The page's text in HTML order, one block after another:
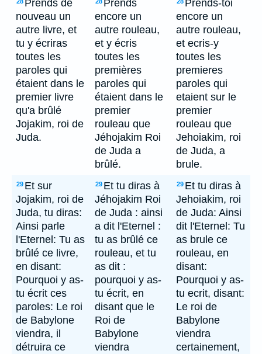
Prends de
nouveau un
autre livre, et
tu y écriras
toutes les
paroles qui
étaient dans le
premier livre
qu'a brûlé
Jojakim, roi de
Juda.
Prends
encore un
autre rouleau,
et y écris
toutes les
premières
paroles qui
étaient dans le
premier
rouleau que
Jéhojakim Roi
de Juda a
brûlé.
Prends-toi
encore un
autre rouleau,
et ecris-y
toutes les
premieres
paroles qui
etaient sur le
premier
rouleau que
Jehoiakim, roi
de Juda, a
brule.
29 Et sur
Jojakim, roi de
Juda, tu diras:
Ainsi parle
l'Eternel: Tu as
brûlé ce livre,
en disant:
Pourquoi y as-
tu écrit ces
paroles: Le roi
de Babylone
viendra, il
détruira ce
29 Et tu diras à
Jéhojakim Roi
de Juda : ainsi
a dit l'Eternel :
tu as brûlé ce
rouleau, et tu
as dit :
pourquoi y as-
tu écrit, en
disant que le
Roi de
Babylone
viendra
29 Et tu diras à
Jehoiakim, roi
de Juda: Ainsi
dit l'Eternel: Tu
as brule ce
rouleau, en
disant:
Pourquoi y as-
tu ecrit, disant:
Le roi de
Babylone
viendra
certainement,